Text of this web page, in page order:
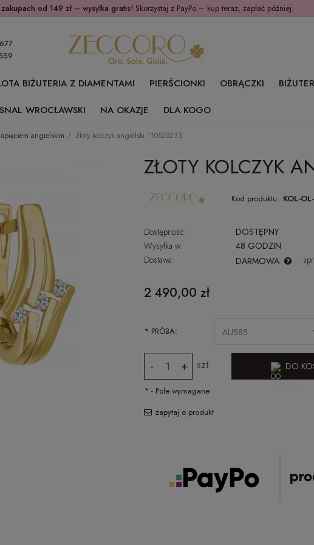
od 149 zł – wysyłka gratis! Skorzystaj z PayPo – kup teraz, zapłać później.
BIŻUTERIA Z DIAMENTAMI PIERŚCIONKI OBRĄCZKI
WROCŁAWSKI
NA OKAZJE DLA KOGO
angielskim Złoty kolczyk angielski 110520233
ZŁOTY KOLCZYK
Kod produktu: KOL-
Dostępność:
DOSTĘPNY
Wysyłka w:
48 GODZIN
Dostawa:
DARMOWA
CENA NIE ZAWIERA EWENTUALNYCH
KOSZTÓW PŁATNOŚCI
2 490,00 zł
* PRÓBA:
- + szt. DO
* - Pole wymagane
zapytaj o produkt